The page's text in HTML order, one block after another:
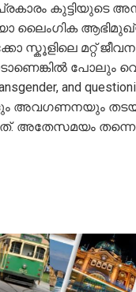
കുട്ടിയുടെ
ലൈംഗിക
സ്കൂളിലെ മറ്റ്
പോലും
and
അവ​ഗണനയും
അതേസമയം